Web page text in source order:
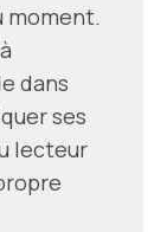
moment.
dans
ses
lecteur